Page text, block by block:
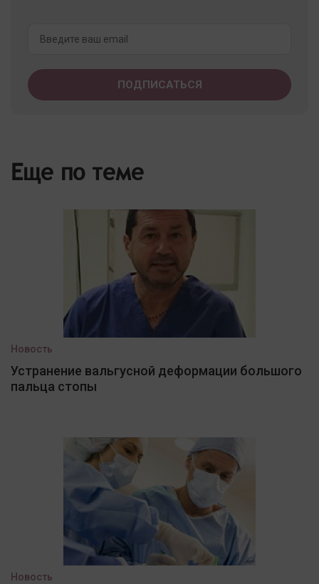
Еще по теме
Новость
Устранение вальгусной деформации большого
пальца стопы
Новость